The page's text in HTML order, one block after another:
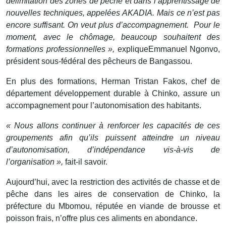
nouvelles techniques, appelées AKADIA. Mais ce n’est pas
encore suffisant. On veut plus d’accompagnement. Pour le
moment, avec le chômage, beaucoup souhaitent des
formations professionnelles », expliqueEmmanuel Ngonvo,
président sous-fédéral des pêcheurs de Bangassou.
En plus des formations, Herman Tristan Fakos, chef de
département développement durable à Chinko, assure un
accompagnement pour l’autonomisation des habitants.
« Nous allons continuer à renforcer les capacités de ces
groupements afin qu’ils puissent atteindre un niveau
d’autonomisation, d’indépendance vis-à-vis de
l’organisation », fait-il savoir.
Aujourd’hui, avec la restriction des activités de chasse et de
pêche dans les aires de conservation de Chinko, la
préfecture du Mbomou, réputée en viande de brousse et
poisson frais, n’offre plus ces aliments en abondance.